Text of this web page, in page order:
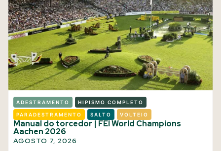
ADESTRAMENTO HIPISMO COMPLETO
PARADESTRAMENTO SALTO VOLTEIO
Manual do torcedor | FEI World Champions
Aachen 2026
AGOSTO 7, 2026